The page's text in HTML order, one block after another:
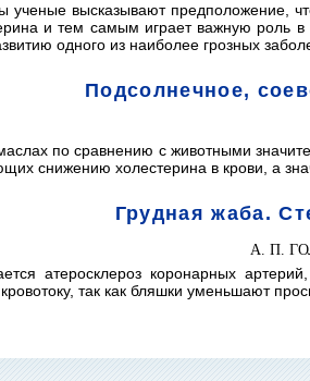
ученые высказывают предположение,
и тем самым играет важную роль
одного из наиболее грозных
Подсолнечное,
по сравнению с животными
снижению холестерина в крови, а
Грудная жаба.
А. П.
атеросклероз коронарных
так как бляшки уменьшают